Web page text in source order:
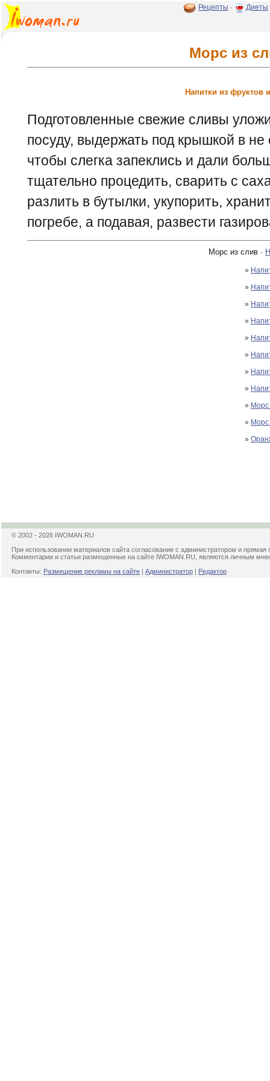
Рецепты · Диеты
Морс из
Напитки из фруктов
Подготовленные свежие сливы
посуду, выдержать под крышкой в не
чтобы слегка запеклись и дали
тщательно процедить, сварить с
разлить в бутылки, укупорить,
погребе, а подавая, развести
Морс из слив ·
»
»
»
»
»
»
»
»
» Морс
» Морс
»
© 2002 - 2026 IWOMAN.RU
При использовании материалов сайта согласование с администратором и прямая
Комментарии и статьи размещенные на сайте IWOMAN.RU, являются личным
Контакты: Размещение рекламы на сайте | Администратор | Редактор